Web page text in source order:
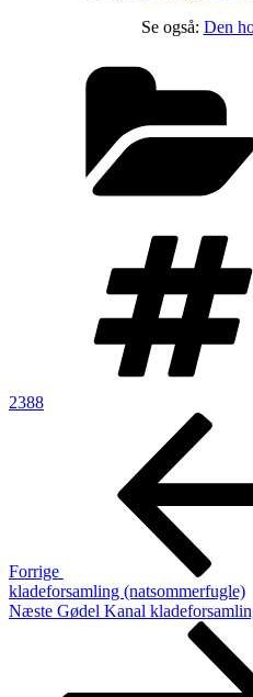
Se også: Den
2388
Indlægsnavigation
Forrige
kladeforsamling (natsommerfugle)
Næste
Næste Gødel Kanal